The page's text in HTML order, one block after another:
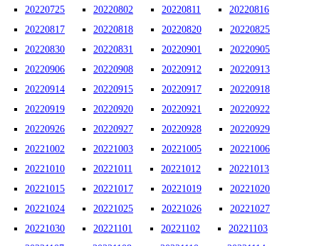
20220725
20220802 20220811
20220816
20220817
20220818 20220820
20220825
20220830
20220831 20220901
20220905
20220906
20220908 20220912
20220913
20220914
20220915 20220917
20220918
20220919
20220920 20220921
20220922
20220926
20220927 20220928
20220929
20221002
20221003 20221005
20221006
20221010
20221011 20221012
20221013
20221015
20221017 20221019
20221020
20221024
20221025 20221026
20221027
20221030
20221101 20221102
20221103